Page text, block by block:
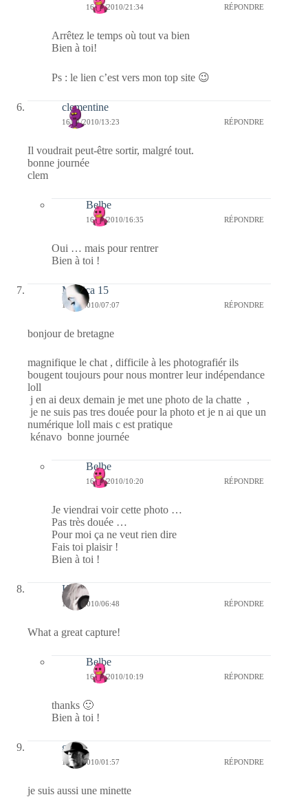
16/01/2010/21:34 RÉPONDRE
Arrêtez le temps où tout va bien
Bien à toi!
Ps : le lien c’est vers mon top site 😉
clementine
16/01/2010/13:23 RÉPONDRE
Il voudrait peut-être sortir, malgré tout.
bonne journée
clem
Belbe
16/01/2010/16:35 RÉPONDRE
Oui … mais pour rentrer
Bien à toi !
Monica 15
16/01/2010/07:07 RÉPONDRE
bonjour de bretagne
magnifique le chat , difficile à les photografiér ils
bougent toujours pour nous montrer leur indépendance
loll
j en ai deux demain je met une photo de la chatte ,
je ne suis pas tres douée pour la photo et je n ai que un
numérique loll mais c est pratique
kénavo bonne journée
Belbe
16/01/2010/10:20 RÉPONDRE
Je viendrai voir cette photo …
Pas très douée …
Pour moi ça ne veut rien dire
Fais toi plaisir !
Bien à toi !
Kala
16/01/2010/06:48 RÉPONDRE
What a great capture!
Belbe
16/01/2010/10:19 RÉPONDRE
thanks 🙂
Bien à toi !
geo
16/01/2010/01:57 RÉPONDRE
je suis aussi une minette